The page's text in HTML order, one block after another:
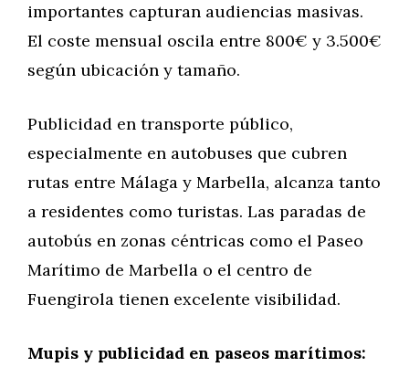
importantes capturan audiencias masivas.
El coste mensual oscila entre 800€ y 3.500€
según ubicación y tamaño.
Publicidad en transporte público,
especialmente en autobuses que cubren
rutas entre Málaga y Marbella, alcanza tanto
a residentes como turistas. Las paradas de
autobús en zonas céntricas como el Paseo
Marítimo de Marbella o el centro de
Fuengirola tienen excelente visibilidad.
Mupis y publicidad en paseos marítimos: